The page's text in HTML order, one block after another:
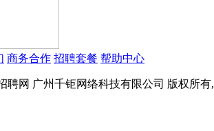
商务合作 招聘套餐 帮助中心
聘网 广州千钜网络科技有限公司 版权所有,